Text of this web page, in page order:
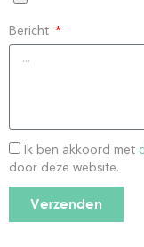
Bericht
Ik ben akkoord met
door deze website.
Verzenden